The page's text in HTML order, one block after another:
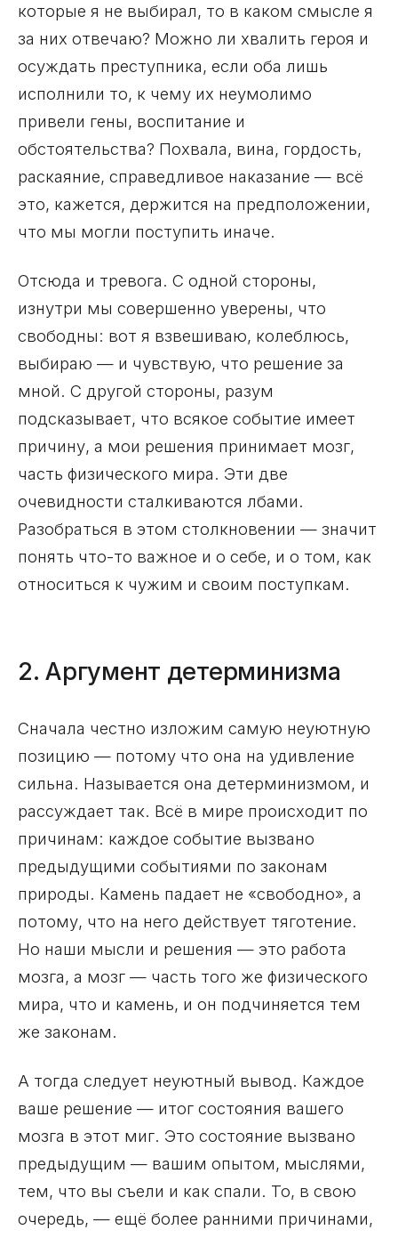
которые я не выбирал, то в каком смысле я
за них отвечаю? Можно ли хвалить героя и
осуждать преступника, если оба лишь
исполнили то, к чему их неумолимо
привели гены, воспитание и
обстоятельства? Похвала, вина, гордость,
раскаяние, справедливое наказание — всё
это, кажется, держится на предположении,
что мы могли поступить иначе.
Отсюда и тревога. С одной стороны,
изнутри мы совершенно уверены, что
свободны: вот я взвешиваю, колеблюсь,
выбираю — и чувствую, что решение за
мной. С другой стороны, разум
подсказывает, что всякое событие имеет
причину, а мои решения принимает мозг,
часть физического мира. Эти две
очевидности сталкиваются лбами.
Разобраться в этом столкновении — значит
понять что-то важное и о себе, и о том, как
относиться к чужим и своим поступкам.
2. Аргумент детерминизма
Сначала честно изложим самую неуютную
позицию — потому что она на удивление
сильна. Называется она детерминизмом, и
рассуждает так. Всё в мире происходит по
причинам: каждое событие вызвано
предыдущими событиями по законам
природы. Камень падает не «свободно», а
потому, что на него действует тяготение.
Но наши мысли и решения — это работа
мозга, а мозг — часть того же физического
мира, что и камень, и он подчиняется тем
же законам.
А тогда следует неуютный вывод. Каждое
ваше решение — итог состояния вашего
мозга в этот миг. Это состояние вызвано
предыдущим — вашим опытом, мыслями,
тем, что вы съели и как спали. То, в свою
очередь, — ещё более ранними причинами,